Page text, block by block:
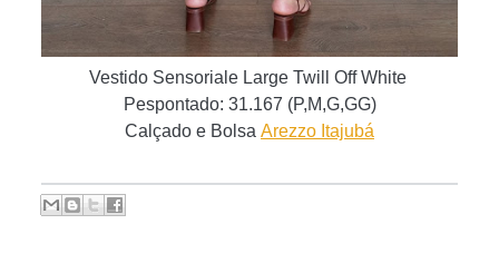
Vestido Sensoriale Large Twill Off White
Pespontado: 31.167 (P,M,G,GG)
Calçado e Bolsa Arezzo Itajubá